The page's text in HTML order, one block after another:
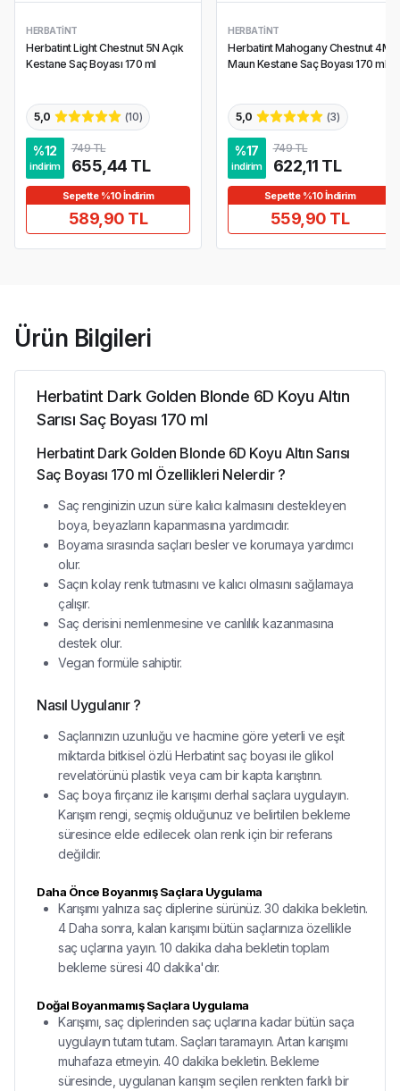
HERBATINT
Herbatint Light Chestnut 5N Açık
Kestane Saç Boyası 170 ml
5,0 (10)
%12
indirim
749 TL
655,44 TL
Sepette %10 İndirim
589,90 TL
HERBATINT
Herbatint Mahogany Chestnut 4M
Maun Kestane Saç Boyası 170 ml
5,0 (3)
%17
indirim
749 TL
622,11 TL
Sepette %10 İndirim
559,90 TL
Ürün Bilgileri
Herbatint Dark Golden Blonde 6D Koyu Altın
Sarısı Saç Boyası 170 ml
Herbatint Dark Golden Blonde 6D Koyu Altın Sarısı
Saç Boyası 170 ml Özellikleri Nelerdir ?
Saç renginizin uzun süre kalıcı kalmasını destekleyen
boya, beyazların kapanmasına yardımcıdır.
Boyama sırasında saçları besler ve korumaya yardımcı
olur.
Saçın kolay renk tutmasını ve kalıcı olmasını sağlamaya
çalışır.
Saç derisini nemlenmesine ve canlılık kazanmasına
destek olur.
Vegan formüle sahiptir.
Nasıl Uygulanır ?
Saçlarınızın uzunluğu ve hacmine göre yeterli ve eşit
miktarda bitkisel özlü Herbatint saç boyası ile glikol
revelatörünü plastik veya cam bir kapta karıştırın.
Saç boya fırçanız ile karışımı derhal saçlara uygulayın.
Karışım rengi, seçmiş olduğunuz ve belirtilen bekleme
süresince elde edilecek olan renk için bir referans
değildir.
Daha Önce Boyanmış Saçlara Uygulama
Karışımı yalnıza saç diplerine sürünüz. 30 dakika bekletin.
4 Daha sonra, kalan karışımı bütün saçlarınıza özellikle
saç uçlarına yayın. 10 dakika daha bekletin toplam
bekleme süresi 40 dakika'dır.
Doğal Boyanmamış Saçlara Uygulama
Karışımı, saç diplerinden saç uçlarına kadar bütün saça
uygulayın tutam tutam. Saçları taramayın. Artan karışımı
muhafaza etmeyin. 40 dakika bekletin. Bekleme
süresinde, uygulanan karışım seçilen renkten farklı bir